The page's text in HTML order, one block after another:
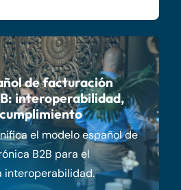
de facturación
interoperabilidad,
el modelo español de
B2B para el
interoperabilidad.